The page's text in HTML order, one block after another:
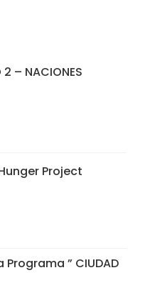
2 – NACIONES
Project
” CIUDAD